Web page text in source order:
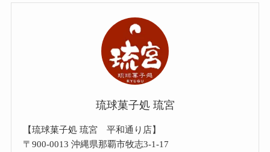
琉球菓子処 琉宮
【琉球菓子処 琉宮 平和通り店】
〒900-0013 沖縄県那覇市牧志3-1-17